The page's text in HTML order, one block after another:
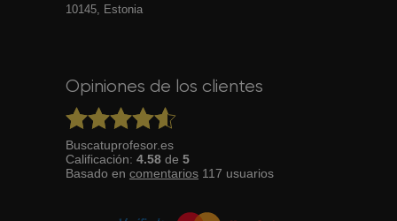
10145, Estonia
Opiniones de los clientes
Buscatuprofesor.es
Calificación: 4.58 de 5
Basado en comentarios 117 usuarios